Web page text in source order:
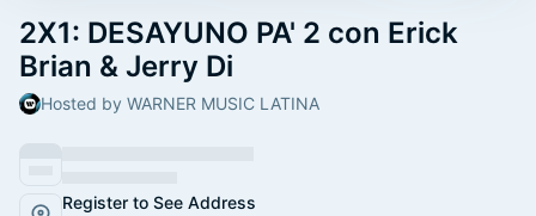
2X1: DESAYUNO PA' 2 con Erick
Brian & Jerry Di
Hosted by WARNER MUSIC LATINA
Register to See Address